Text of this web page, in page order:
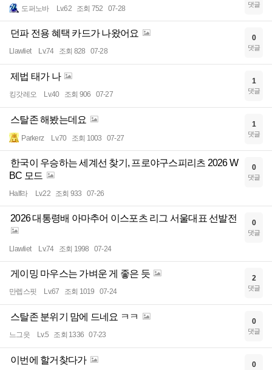
도퍼노바 Lv.62 조회 752 07-28 댓글
던파 전용 혜택 카드가 나왔어요
Llawliet Lv.74 조회 828 07-28
0
댓글
제법 태가 나
킹갓레오 Lv.40 조회 906 07-27
1
댓글
스탈존 해봤는데요
Parkerz Lv.70 조회 1003 07-27
1
댓글
한국이 우승하는 세계선 찾기, 프로야구스피리츠 2026 W
BC 모드
Half라 Lv.22 조회 933 07-26
0
댓글
2026 대통령배 아마추어 이스포츠 리그 서울대표 선발전
Llawliet Lv.74 조회 1998 07-24
0
댓글
게이밍 마우스는 가벼운 게 좋은 듯
만렙스핏 Lv.67 조회 1019 07-24
2
댓글
스탈존 분위기 맘에 드네요 ㅋㅋ
느그읏 Lv.5 조회 1336 07-23
0
댓글
이번에 할거찾다가 0